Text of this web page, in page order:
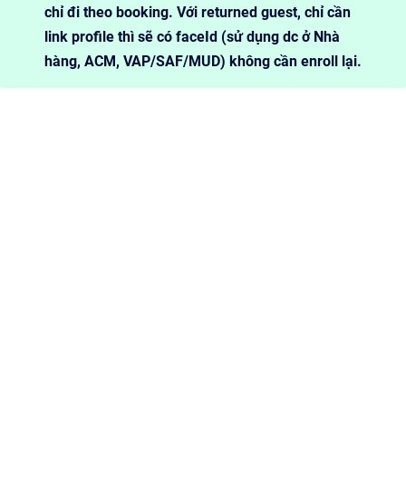
chỉ đi theo booking. Với returned guest, chỉ cần
link profile thì sẽ có faceId (sử dụng dc ở Nhà
hàng, ACM, VAP/SAF/MUD) không cần enroll lại.